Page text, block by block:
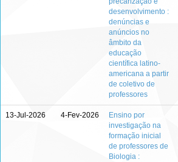
desenvolvimento :
denúncias e
anúncios no
âmbito da
educação
científica latino-
americana a partir
de coletivo de
professores
13-Jul-2026 4-Fev-2026
Ensino por
investigação na
formação inicial
de professores de
Biologia :